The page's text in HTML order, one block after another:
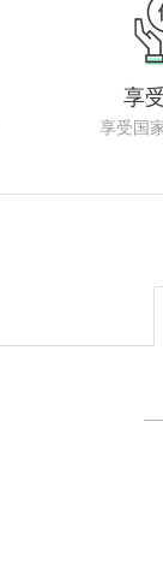
享
享受国